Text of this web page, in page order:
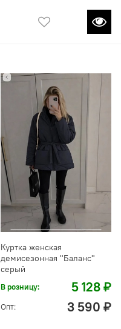
Куртка женская
демисезонная "Баланс"
серый
В розницу: 5 128 ₽
Опт: 3 590 ₽